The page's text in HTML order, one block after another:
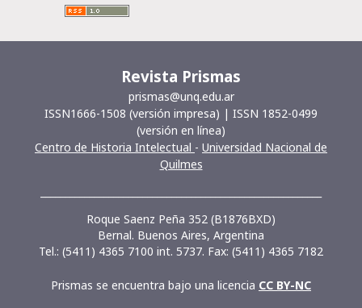
Revista Prismas
prismas@unq.edu.ar
ISSN1666-1508 (versión impresa) | ISSN 1852-0499
(versión en línea)
Centro de Historia Intelectual - Universidad Nacional de
Quilmes
Roque Saenz Peña 352 (B1876BXD)
Bernal. Buenos Aires, Argentina
Tel.: (5411) 4365 7100 int. 5737. Fax: (5411) 4365 7182
Prismas se encuentra bajo una licencia CC BY-NC